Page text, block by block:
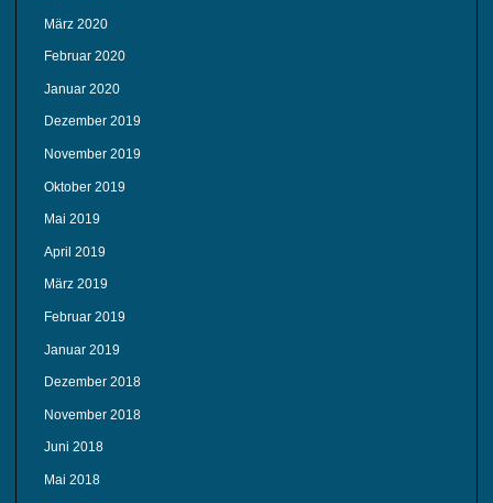
März 2020
Februar 2020
Januar 2020
Dezember 2019
November 2019
Oktober 2019
Mai 2019
April 2019
März 2019
Februar 2019
Januar 2019
Dezember 2018
November 2018
Juni 2018
Mai 2018